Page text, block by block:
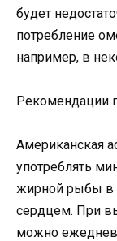
будет
потребление
например, в
Рекомендации
Американская
употреблять
жирной рыбы в
сердцем. При
можно